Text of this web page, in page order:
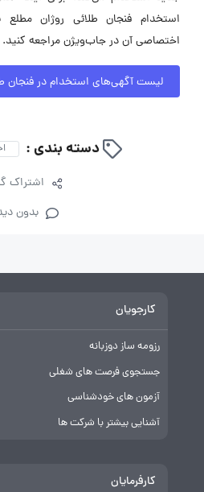
استخدام فنجان طلائی روژان
اختصاصی آن در جاب‌ویژن مراجعه کنید.
لیست آگهی‌های استخدام در فنجان
دسته بندی :
اشتراک
بدون
کارجویان
رزومه ساز دوزبانه
جستجوی فرصت های شغلی
آزمون های خودشناسی
آشنایی بیشتر با شرکت ها
کارفرمایان